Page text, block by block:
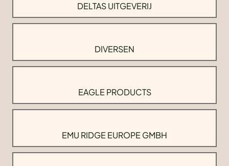
DELTAS UITGEVERIJ
DIVERSEN
EAGLE PRODUCTS
EMU RIDGE EUROPE GMBH